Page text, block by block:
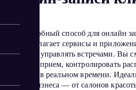
Ищете удобный способ для онлайн
сайт предлагает сервисы и
вам легко управлять встречами. Вы
запись на прием, контролировать
занятость в реальном времени.
любого бизнеса — от салонов